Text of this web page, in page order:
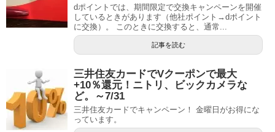
dポイントでは、期間限定で交換キャンペーンを開催
しているときがあります（他社ポイント→dポイント
に交換）。 このときに交換すると、通常...
記事を読む
三井住友カードでVクーポンで最大
+10％還元！ニトリ、ビックカメラな
ど。～7/31
三井住友カードでキャンペーン！ 金曜日がお得にな
っています。